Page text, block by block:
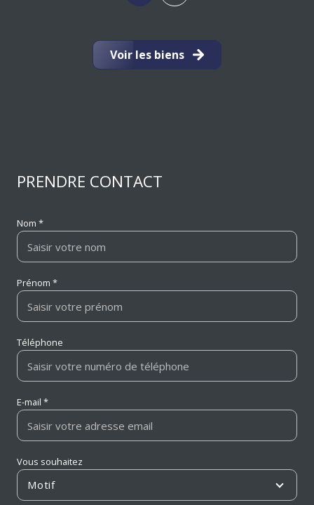
Voir les biens
PRENDRE CONTACT
Nom *
Prénom *
Téléphone
E-mail *
Vous souhaitez
Motif